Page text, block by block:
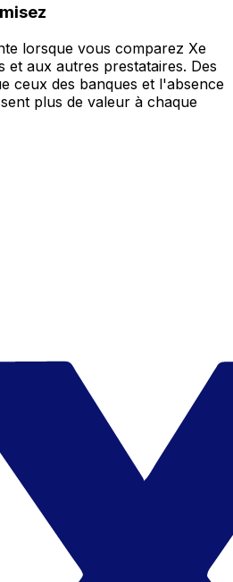
lorsque vous comparez Xe
et aux autres prestataires. Des
ceux des banques et l'absence
plus de valeur à chaque